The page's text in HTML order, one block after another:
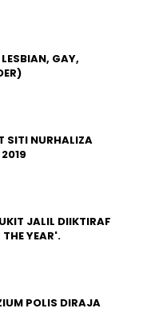
GAY,
SITI NURHALIZA
JALIL DIIKTIRAF
YEAR'.
POLIS DIRAJA